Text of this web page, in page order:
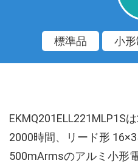
標準品 小
EKMQ201ELL221MLP1S
2000時間、リード形
500mArmsのアルミ小形